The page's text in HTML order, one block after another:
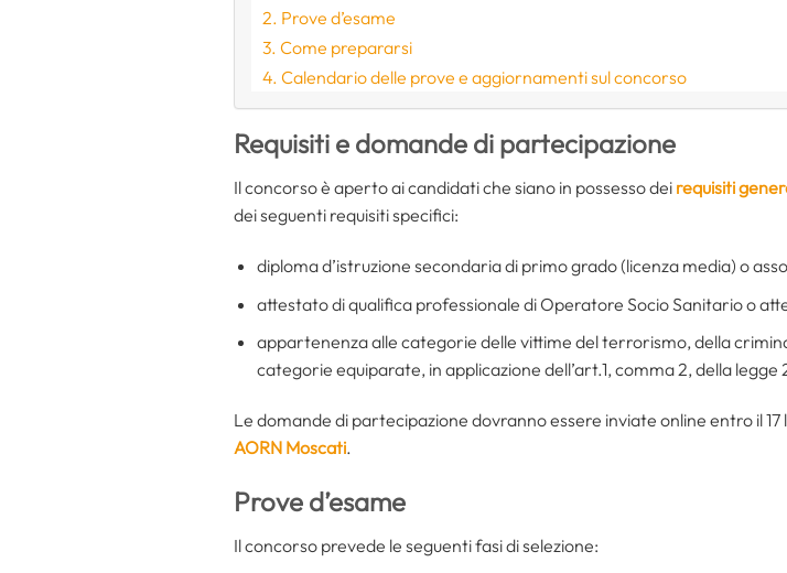
Prove d’esame
Come prepararsi
Calendario delle prove e aggiornamenti sul concorso
Requisiti e domande di partecipazione
Il concorso è aperto ai candidati che siano in possesso dei requisiti
dei seguenti requisiti specifici:
diploma d’istruzione secondaria di primo grado (licenza media) o
attestato di qualifica professionale di Operatore Socio Sanitario o
appartenenza alle categorie delle vittime del terrorismo, della
categorie equiparate, in applicazione dell’art.1, comma 2, della
Le domande di partecipazione dovranno essere inviate online entro il
AORN Moscati.
Prove d’esame
Il concorso prevede le seguenti fasi di selezione: